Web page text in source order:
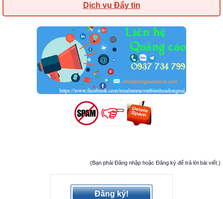
Dịch vụ Đẩy tin
(Bạn phải Đăng nhập hoặc Đăng ký để trả lời bài viết.)
Đăng ký!